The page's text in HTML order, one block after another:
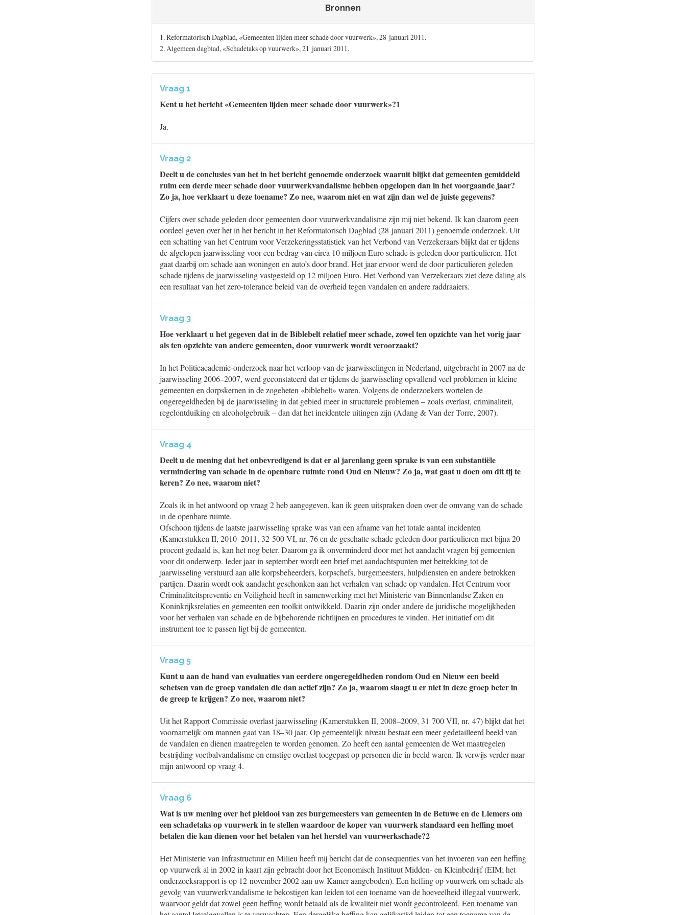
Bronnen
1. Reformatorisch Dagblad, «Gemeenten lijden meer schade door vuurwerk», 28 januari 2011.
2. Algemeen dagblad, «Schadetaks op vuurwerk», 21 januari 2011.
Vraag 1
Kent u het bericht «Gemeenten lijden meer schade door vuurwerk»?1
Ja.
Vraag 2
Deelt u de conclusies van het in het bericht genoemde onderzoek waaruit blijkt dat gemeenten gemiddeld
ruim een derde meer schade door vuurwerkvandalisme hebben opgelopen dan in het voorgaande jaar?
Zo ja, hoe verklaart u deze toename? Zo nee, waarom niet en wat zijn dan wel de juiste gegevens?
Cijfers over schade geleden door gemeenten door vuurwerkvandalisme zijn mij niet bekend. Ik kan daarom geen
oordeel geven over het in het bericht in het Reformatorisch Dagblad (28 januari 2011) genoemde onderzoek. Uit
een schatting van het Centrum voor Verzekeringsstatistiek van het Verbond van Verzekeraars blijkt dat er tijdens
de afgelopen jaarwisseling voor een bedrag van circa 10 miljoen Euro schade is geleden door particulieren. Het
gaat daarbij om schade aan woningen en auto’s door brand. Het jaar ervoor werd de door particulieren geleden
schade tijdens de jaarwisseling vastgesteld op 12 miljoen Euro. Het Verbond van Verzekeraars ziet deze daling als
een resultaat van het zero-tolerance beleid van de overheid tegen vandalen en andere raddraaiers.
Vraag 3
Hoe verklaart u het gegeven dat in de Biblebelt relatief meer schade, zowel ten opzichte van het vorig jaar
als ten opzichte van andere gemeenten, door vuurwerk wordt veroorzaakt?
In het Politieacademie-onderzoek naar het verloop van de jaarwisselingen in Nederland, uitgebracht in 2007 na de
jaarwisseling 2006–2007, werd geconstateerd dat er tijdens de jaarwisseling opvallend veel problemen in kleine
gemeenten en dorpskernen in de zogeheten «biblebelt» waren. Volgens de onderzoekers wortelen de
ongeregeldheden bij de jaarwisseling in dat gebied meer in structurele problemen – zoals overlast, criminaliteit,
regelontduiking en alcoholgebruik – dan dat het incidentele uitingen zijn (Adang & Van der Torre, 2007).
Vraag 4
Deelt u de mening dat het onbevredigend is dat er al jarenlang geen sprake is van een substantiële
vermindering van schade in de openbare ruimte rond Oud en Nieuw? Zo ja, wat gaat u doen om dit tij te
keren? Zo nee, waarom niet?
Zoals ik in het antwoord op vraag 2 heb aangegeven, kan ik geen uitspraken doen over de omvang van de schade
in de openbare ruimte.
Ofschoon tijdens de laatste jaarwisseling sprake was van een afname van het totale aantal incidenten
(Kamerstukken II, 2010–2011, 32 500 VI, nr. 76 en de geschatte schade geleden door particulieren met bijna 20
procent gedaald is, kan het nog beter. Daarom ga ik onverminderd door met het aandacht vragen bij gemeenten
voor dit onderwerp. Ieder jaar in september wordt een brief met aandachtspunten met betrekking tot de
jaarwisseling verstuurd aan alle korpsbeheerders, korpschefs, burgemeesters, hulpdiensten en andere betrokken
partijen. Daarin wordt ook aandacht geschonken aan het verhalen van schade op vandalen. Het Centrum voor
Criminaliteitspreventie en Veiligheid heeft in samenwerking met het Ministerie van Binnenlandse Zaken en
Koninkrijksrelaties en gemeenten een toolkit ontwikkeld. Daarin zijn onder andere de juridische mogelijkheden
voor het verhalen van schade en de bijbehorende richtlijnen en procedures te vinden. Het initiatief om dit
instrument toe te passen ligt bij de gemeenten.
Vraag 5
Kunt u aan de hand van evaluaties van eerdere ongeregeldheden rondom Oud en Nieuw een beeld
schetsen van de groep vandalen die dan actief zijn? Zo ja, waarom slaagt u er niet in deze groep beter in
de greep te krijgen? Zo nee, waarom niet?
Uit het Rapport Commissie overlast jaarwisseling (Kamerstukken II, 2008–2009, 31 700 VII, nr. 47) blijkt dat het
voornamelijk om mannen gaat van 18–30 jaar. Op gemeentelijk niveau bestaat een meer gedetailleerd beeld van
de vandalen en dienen maatregelen te worden genomen. Zo heeft een aantal gemeenten de Wet maatregelen
bestrijding voetbalvandalisme en ernstige overlast toegepast op personen die in beeld waren. Ik verwijs verder naar
mijn antwoord op vraag 4.
Vraag 6
Wat is uw mening over het pleidooi van zes burgemeesters van gemeenten in de Betuwe en de Liemers om
een schadetaks op vuurwerk in te stellen waardoor de koper van vuurwerk standaard een heffing moet
betalen die kan dienen voor het betalen van het herstel van vuurwerkschade?2
Het Ministerie van Infrastructuur en Milieu heeft mij bericht dat de consequenties van het invoeren van een heffing
op vuurwerk al in 2002 in kaart zijn gebracht door het Economisch Instituut Midden- en Kleinbedrijf (EIM; het
onderzoeksrapport is op 12 november 2002 aan uw Kamer aangeboden). Een heffing op vuurwerk om schade als
gevolg van vuurwerkvandalisme te bekostigen kan leiden tot een toename van de hoeveelheid illegaal vuurwerk,
waarvoor geldt dat zowel geen heffing wordt betaald als de kwaliteit niet wordt gecontroleerd. Een toename van